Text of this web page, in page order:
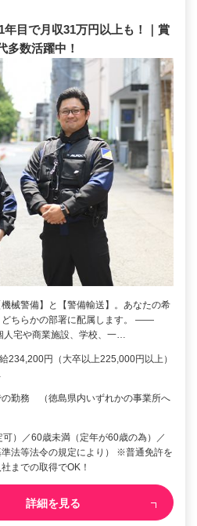
目で月収31万円以上も！｜賞
多数活躍中！
械警備】と【警備輸送】。あなたの希
どちらかの部署に配属します。 ――
宅や商業施設、学校、一…
234,200円（大卒以上225,000円以上）
の勤務 （徳島県内いずれかの事業所へ
可）／60歳未満（定年が60歳の為）／
法等法令の規定により） ※普通免許を
までの取得でOK！
詳細を見る